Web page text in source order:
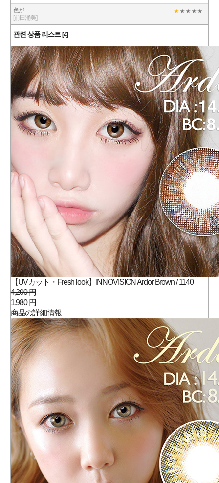
色が
[前田涌美]
관련 상품 리스트[4]
【UVカット・Fresh look】INNOVISION Ardor Brown / 1140
4,200 円
1,980 円
商品の詳細情報